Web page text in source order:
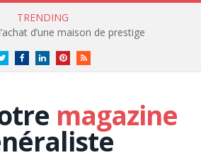
TRENDING
d’une maison de prestige
TwitterFacebookLinkedInPinterestRSS
magazine